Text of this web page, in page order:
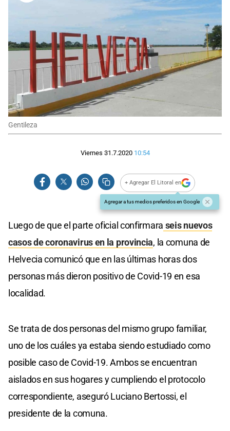
Gentileza
Viernes 31.7.2020 10:54
+ Agregar El Litoral en
Agregar a tus medios preferidos en Google
Luego de que el parte oficial confirmara seis nuevos
casos de coronavirus en la provincia, la comuna de
Helvecia comunicó que en las últimas horas dos
personas más dieron positivo de Covid-19 en esa
localidad.
Se trata de dos personas del mismo grupo familiar,
uno de los cuáles ya estaba siendo estudiado como
posible caso de Covid-19. Ambos se encuentran
aislados en sus hogares y cumpliendo el protocolo
correspondiente, aseguró Luciano Bertossi, el
presidente de la comuna.